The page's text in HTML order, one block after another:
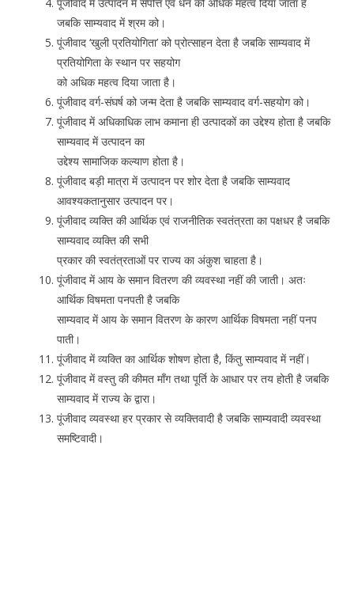
जबकि साम्यवाद में श्रम को।
पूंजीवाद ‘खुली प्रतियोगिता’ को प्रोत्साहन देता है जबकि साम्यवाद में
प्रतियोगिता के स्थान पर सहयोग
को अधिक महत्व दिया जाता है।
पूंजीवाद वर्ग-संघर्ष को जन्म देता है जबकि साम्यवाद वर्ग-सहयोग को।
पूंजीवाद में अधिकाधिक लाभ कमाना ही उत्पादकों का उद्देश्य होता है जबकि
साम्यवाद में उत्पादन का
उद्देश्य सामाजिक कल्याण होता है।
पूंजीवाद बड़ी मात्रा में उत्पादन पर शोर देता है जबकि साम्यवाद
आवश्यकतानुसार उत्पादन पर।
पूंजीवाद व्यक्ति की आर्थिक एवं राजनीतिक स्वतंत्रता का पक्षधर है जबकि
साम्यवाद व्यक्ति की सभी
प्रकार की स्वतंत्रताओं पर राज्य का अंकुश चाहता है।
पूंजीवाद में आय के समान वितरण की व्यवस्था नहीं की जाती। अतः
आर्थिक विषमता पनपती है जबकि
साम्यवाद में आय के समान वितरण के कारण आर्थिक विषमता नहीं पनप
पाती।
पूंजीवाद में व्यक्ति का आर्थिक शोषण होता है, किंतु साम्यवाद में नहीं।
पूंजीवाद में वस्तु की कीमत माँग तथा पूर्ति के आधार पर तय होती है जबकि
साम्यवाद में राज्य के द्वारा।
पूंजीवाद व्यवस्था हर प्रकार से व्यक्तिवादी है जबकि साम्यवादी व्यवस्था
समष्टिवादी।